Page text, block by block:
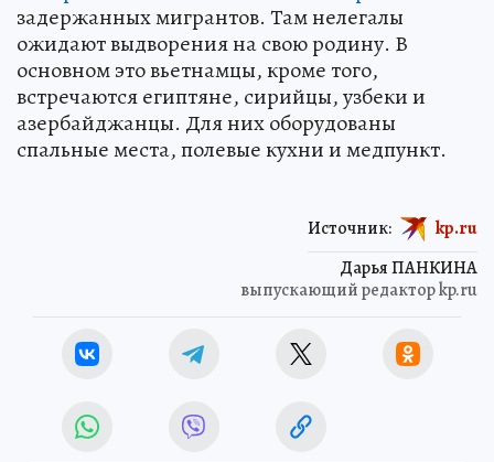
задержанных мигрантов. Там нелегалы
ожидают выдворения на свою родину. В
основном это вьетнамцы, кроме того,
встречаются египтяне, сирийцы, узбеки и
азербайджанцы. Для них оборудованы
спальные места, полевые кухни и медпункт.
Дарья ПАНКИНА
выпускающий редактор kp.ru
Источник: kp.ru